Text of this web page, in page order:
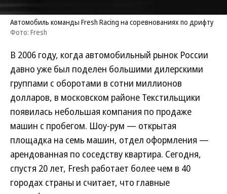
Автомобиль команды Fresh Racing на соревнованиях по дрифту
Фото: Fresh
В 2006 году, когда автомобильный рынок России
давно уже был поделен большими дилерскими
группами с оборотами в сотни миллионов
долларов, в московском районе Текстильщики
появилась небольшая компания по продаже
машин с пробегом. Шоу-рум — открытая
площадка на семь машин, отдел оформления —
арендованная по соседству квартира. Сегодня,
спустя 20 лет, Fresh работает более чем в 40
городах страны и считает, что главные